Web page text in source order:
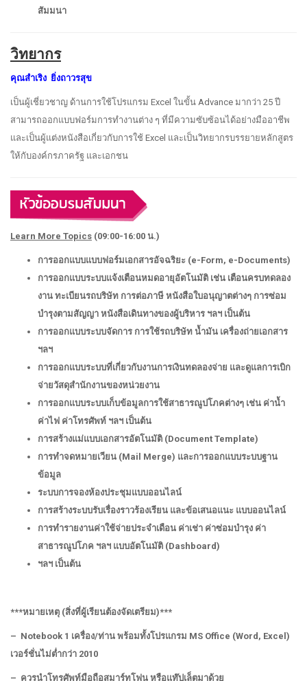
สัมมนา
วิทยากร
คุณสำเริง ยิ่งถาวรสุข
เป็นผู้เชี่ยวชาญ ด้านการใช้โปรแกรม Excel ในขั้น Advance มากว่า 25 ปี
สามารถออกแบบฟอร์มการทำงานต่าง ๆ ที่มีความซับซ้อนได้อย่างมืออาชีพ
และเป็นผู้แต่งหนังสือเกี่ยวกับการใช้ Excel และเป็นวิทยากรบรรยายหลักสูตร
ให้กับองค์กรภาครัฐ และเอกชน
Learn More Topics (09:00-16:00 น.)
การออกแบบแบบฟอร์มเอกสารอัจฉริยะ (e-Form, e-Documents)
การออกแบบระบบแจ้งเตือนหมดอายุอัตโนมัติ เช่น เตือนครบทดลอง
งาน ทะเบียนรถบริษัท การต่อภาษี หนังสือใบอนุญาตต่างๆ การซ่อม
บำรุงตามสัญญา หนังสือเดินทางของผู้บริหาร ฯลฯ เป็นต้น
การออกแบบระบบจัดการ การใช้รถบริษัท น้ำมัน เครื่องถ่ายเอกสาร
ฯลฯ
การออกแบบระบบที่เกี่ยวกับงานการเงินทดลองจ่าย และดูแลการเบิก
จ่ายวัสดุสำนักงานของหน่วยงาน
การออกแบบระบบเก็บข้อมูลการใช้สาธารณูปโภคต่างๆ เช่น ค่าน้ำ
ค่าไฟ ค่าโทรศัพท์ ฯลฯ เป็นต้น
การสร้างแม่แบบเอกสารอัตโนมัติ (Document Template)
การทำจดหมายเวียน (Mail Merge) และการออกแบบระบบฐาน
ข้อมูล
ระบบการจองห้องประชุมแบบออนไลน์
การสร้างระบบรับเรื่องราวร้องเรียน และข้อเสนอแนะ แบบออนไลน์
การทำรายงานค่าใช้จ่ายประจำเดือน ค่าเช่า ค่าซ่อมบำรุง ค่า
สาธารณูปโภค ฯลฯ แบบอัตโนมัติ (Dashboard)
ฯลฯ เป็นต้น
***หมายเหตุ (สิ่งที่ผู้เรียนต้องจัดเตรียม)***
– Notebook 1 เครื่อง/ท่าน พร้อมทั้งโปรแกรม MS Office (Word, Excel)
เวอร์ชั่นไม่ต่ำกว่า 2010
– ควรนำโทรศัพท์มือถือสมาร์ทโฟน หรือแท๊ปเล็ตมาด้วย